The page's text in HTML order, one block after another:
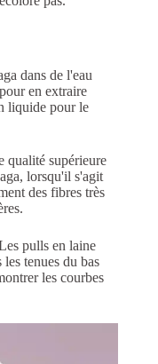
dans de l'eau
en extraire
liquide pour le
qualité supérieure
lorsqu'il s'agit
des fibres très
pulls en laine
tenues du bas
les courbes